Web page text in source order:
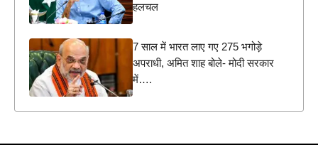
हलचल
7 साल में भारत लाए गए 275 भगोड़े
अपराधी, अमित शाह बोले- मोदी सरकार
में….